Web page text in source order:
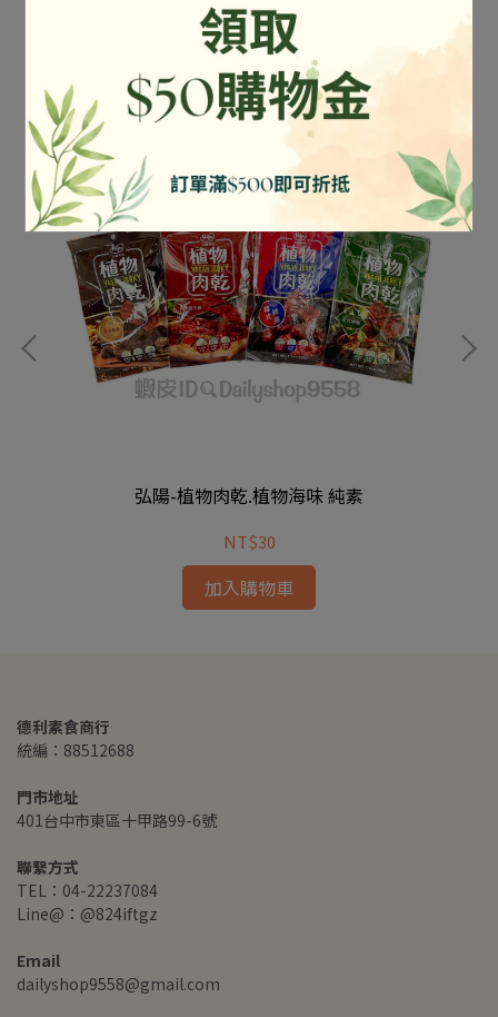
弘陽-植物肉乾.植物海味 純素
NT$30
加入購物車
德利素食商行
統編：88512688
門市地址
401台中市東區十甲路99-6號
聯繫方式
TEL：04-22237084
Line@：@824iftgz
Email
dailyshop9558@gmail.com